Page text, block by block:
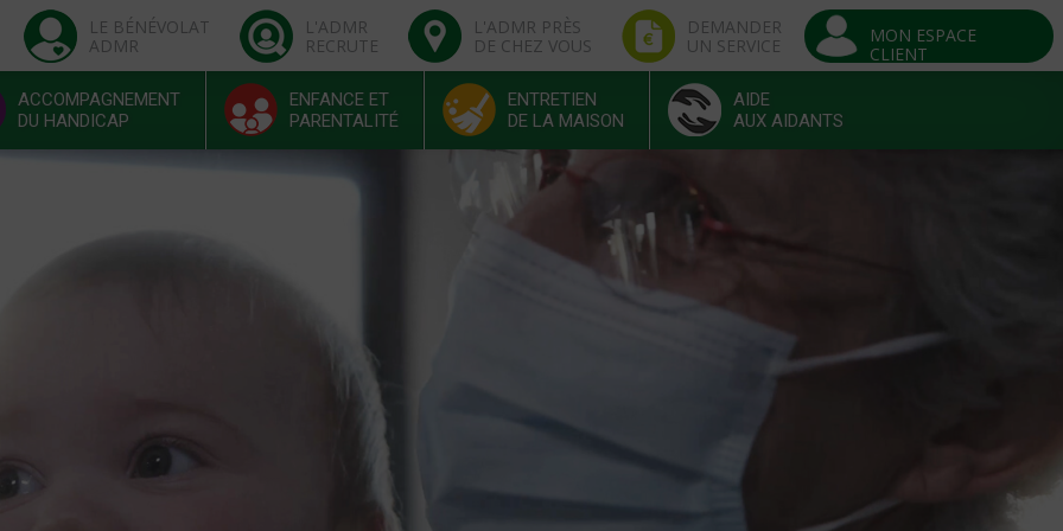
LE BÉNÉVOLAT
ADMR
L'ADMR
RECRUTE
L'ADMR PRÈS
DE CHEZ VOUS
DEMANDER
UN SERVICE
MON ESPACE
CLIENT
ACCOMPAGNEMENT
DU HANDICAP
ENFANCE ET
PARENTALITÉ
ENTRETIEN
DE LA MAISON
AIDE
AUX AIDANTS